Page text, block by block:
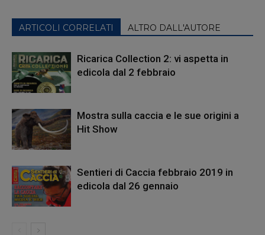
ARTICOLI CORRELATI ALTRO DALL'AUTORE
Ricarica Collection 2: vi aspetta in
edicola dal 2 febbraio
Mostra sulla caccia e le sue origini a
Hit Show
Sentieri di Caccia febbraio 2019 in
edicola dal 26 gennaio